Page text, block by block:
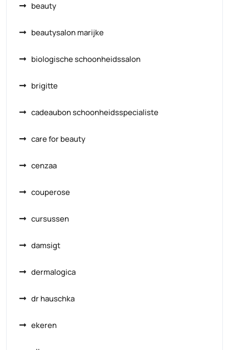
beauty
beautysalon marijke
biologische schoonheidssalon
brigitte
cadeaubon schoonheidsspecialiste
care for beauty
cenzaa
couperose
cursussen
damsigt
dermalogica
dr hauschka
ekeren